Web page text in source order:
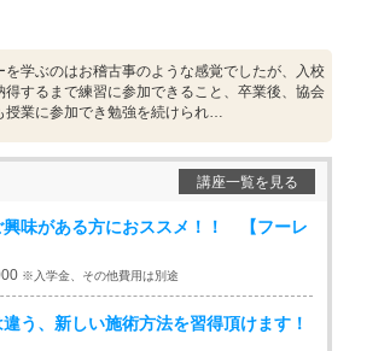
を学ぶのはお稽古事のような感覚でしたが、入校
するまで練習に参加できること、卒業後、協会
授業に参加でき勉強を続けられ…
講座一覧を見る
味がある方におススメ！！ 【フーレ
※入学金、その他費用は別途
う、新しい施術方法を習得頂けます！